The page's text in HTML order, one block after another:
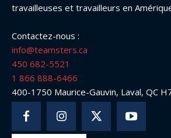
travailleuses et travailleurs en
Contactez-nous :
info@teamsters.ca
450 682-5521
1 866 888-6466
400-1750 Maurice-Gauvin, Laval, QC